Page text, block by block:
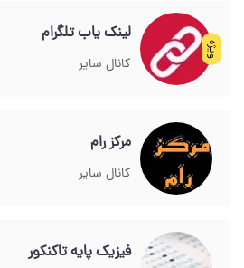
ویژه
لینک یاب تلگرام
کانال سایر
مرکز رام
کانال سایر
فیزیک پایه تاکنکور